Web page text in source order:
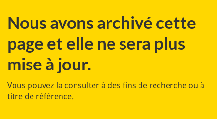
Nous avons archivé cette
page et elle ne sera plus
mise à jour.
Vous pouvez la consulter à des fins de recherche ou à
titre de référence.
au
principal
à
Au
»
à
version